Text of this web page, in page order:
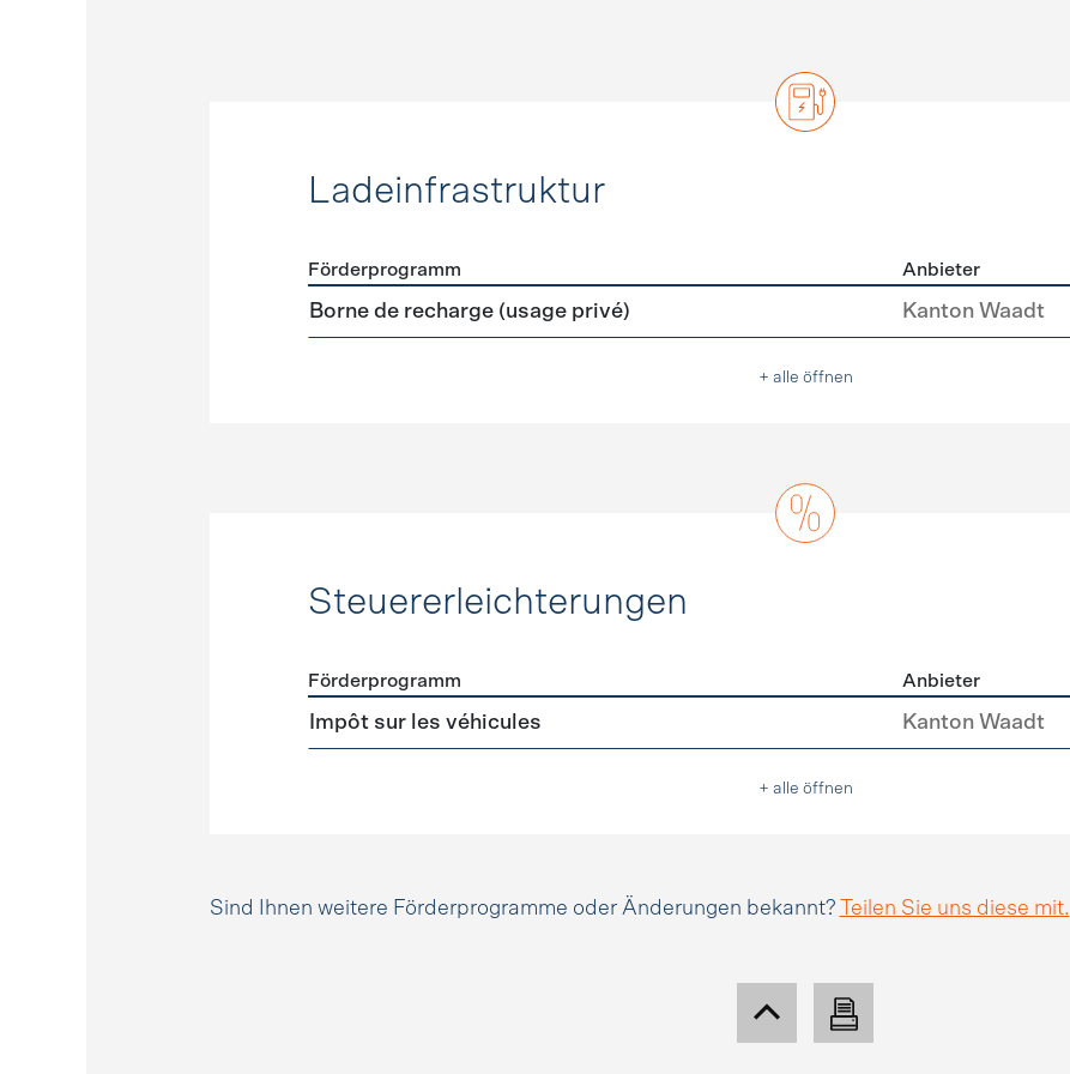
Ladeinfrastruktur
Förderprogramme Ladeinfrastruktur
Förderprogramm Anbieter
Borne de recharge (usage privé) Kanton Waadt
+ alle öffnen
Steuererleichterungen
Förderprogramme Steuererleichterungen
Förderprogramm Anbieter
Impôt sur les véhicules Kanton Waadt
+ alle öffnen
Sind Ihnen weitere Förderprogramme oder Änderungen bekannt? Teilen Sie uns diese mit.